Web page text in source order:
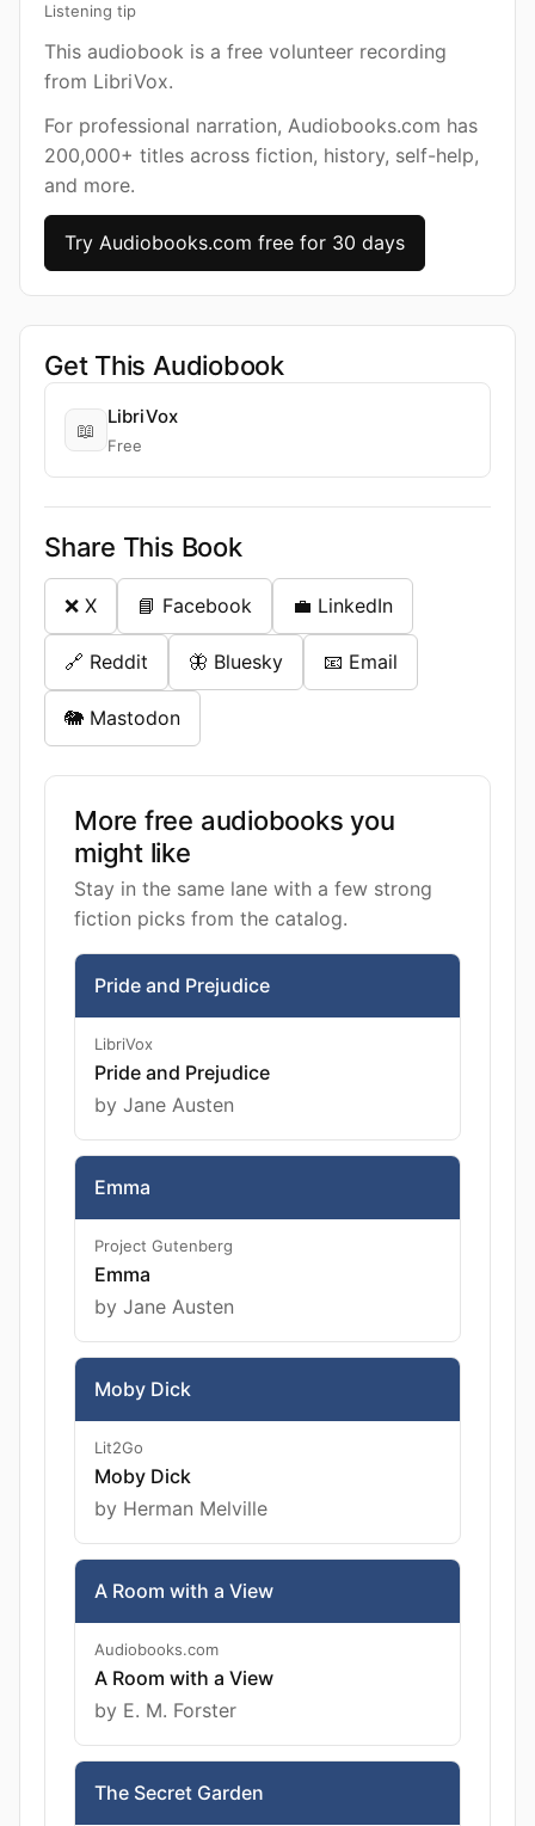
Listening tip
This audiobook is a free volunteer recording
from LibriVox.
For professional narration, Audiobooks.com has
200,000+ titles across fiction, history, self-help,
and more.
Try Audiobooks.com free for 30 days
Get This Audiobook
📖
LibriVox
Free
Share This Book
❌ X 📘 Facebook 💼 LinkedIn
🔗 Reddit 🦋 Bluesky 📧 Email
🐘 Mastodon
More free audiobooks you
might like
Stay in the same lane with a few strong
fiction picks from the catalog.
Pride and Prejudice
LibriVox
Pride and Prejudice
by Jane Austen
Emma
Project Gutenberg
Emma
by Jane Austen
Moby Dick
Lit2Go
Moby Dick
by Herman Melville
A Room with a View
Audiobooks.com
A Room with a View
by E. M. Forster
The Secret Garden